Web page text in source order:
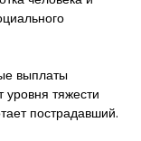
выплаты
уровня тяжести
пострадавший.